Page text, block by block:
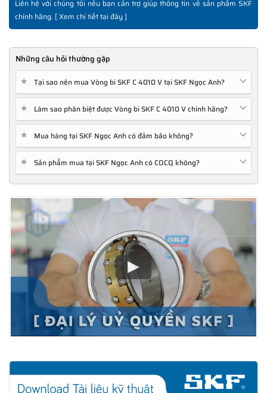
Liên hệ với chúng tôi nếu bạn cần trợ giúp thông tin về sản phẩm SKF
chính hãng. [Xem chi tiết tại đây]
Những câu hỏi thường gặp
★ Tại sao nên mua Vòng bi SKF C 4010 V tại SKF Ngọc Anh?
★ Làm sao phân biệt được Vòng bi SKF C 4010 V chính hãng?
★ Mua hàng tại SKF Ngọc Anh có đảm bảo không?
★ Sản phẩm mua tại SKF Ngọc Anh có COCQ không?